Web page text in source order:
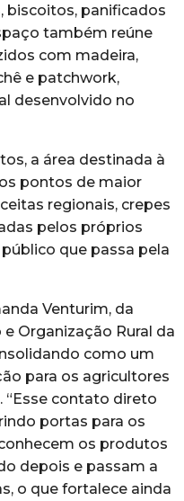
biscoitos, panificados
também reúne
com madeira,
e patchwork,
desenvolvido no
a área destinada à
pontos de maior
regionais, crepes
pelos próprios
que passa pela
Venturim, da
Organização Rural da
como um
para os agricultores
“Esse contato direto
portas para os
os produtos
depois e passam a
o que fortalece ainda